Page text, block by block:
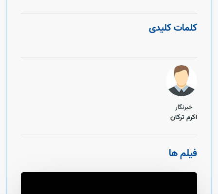
کلمات کلیدی
خبرنگار
اکرم ترکان
فیلم ها